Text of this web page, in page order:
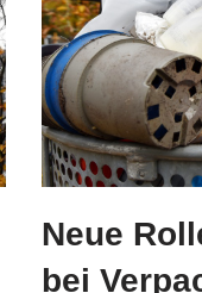
Neue
bei